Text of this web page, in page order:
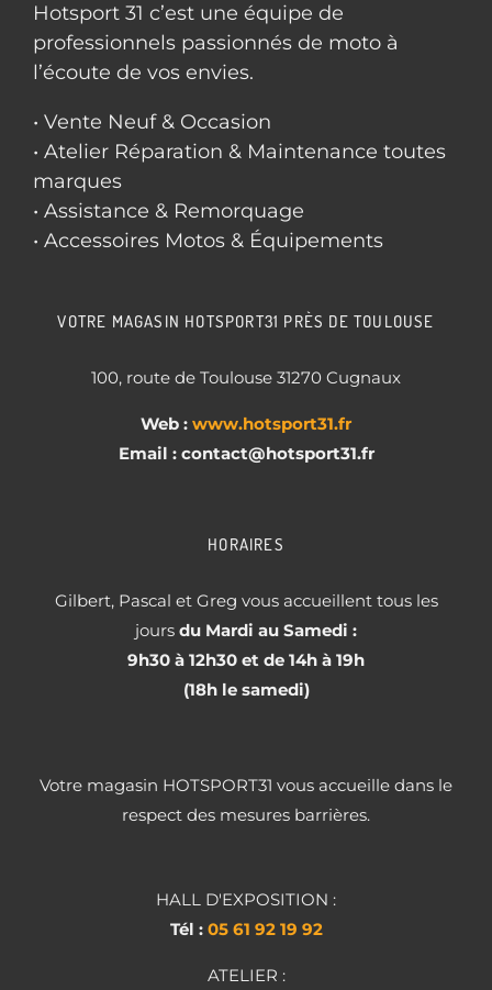
Hotsport 31 c’est une équipe de
professionnels passionnés de moto à
l’écoute de vos envies.
• Vente Neuf & Occasion
• Atelier Réparation & Maintenance toutes
marques
• Assistance & Remorquage
• Accessoires Motos & Équipements
VOTRE MAGASIN HOTSPORT31 PRÈS DE TOULOUSE
100, route de Toulouse 31270 Cugnaux
Web : www.hotsport31.fr
Email : contact@hotsport31.fr
HORAIRES
Gilbert, Pascal et Greg vous accueillent tous les
jours du Mardi au Samedi :
9h30 à 12h30 et de 14h à 19h
(18h le samedi)
Votre magasin HOTSPORT31 vous accueille dans le
respect des mesures barrières.
HALL D'EXPOSITION :
Tél : 05 61 92 19 92
ATELIER :